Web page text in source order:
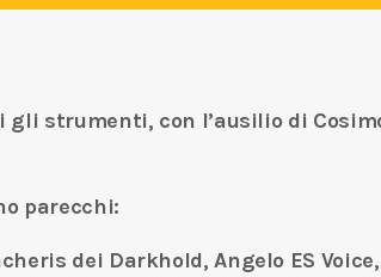
strumenti, con l’ausilio di
parecchi:
dei Darkhold, Angelo ES